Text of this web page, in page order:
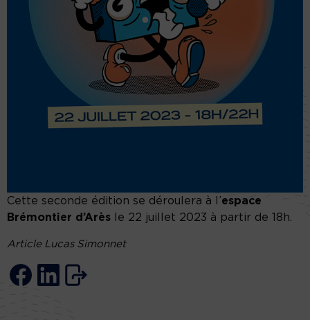
Cette seconde édition se déroulera à l’espace
Brémontier d’Arès le 22 juillet 2023 à partir de 18h.
Article Lucas Simonnet